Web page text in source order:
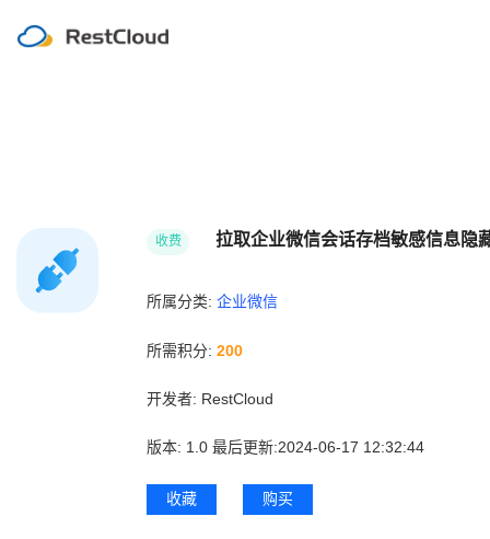
收费 拉取企业微信会话存档敏感信息隐
所属分类:企业微信
所需积分:200
开发者: RestCloud
版本: 1.0 最后更新:2024-06-17 12:32:44
收藏 购买